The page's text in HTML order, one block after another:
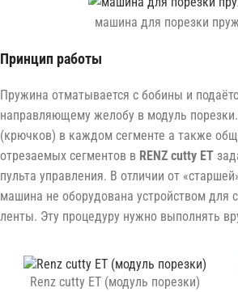
машина для порезки
Принцип работы
Пружина отматывается с бобины и
направляющему желобу в модуль
(крючков) в каждом сегменте а также
отрезаемых сегментов в RENZ cutty ET
пульта управления. В отличии от
машина не оборудована устройством для
ленты. Эту процедуру нужно выполнять
Renz cutty ET (модуль порезки)